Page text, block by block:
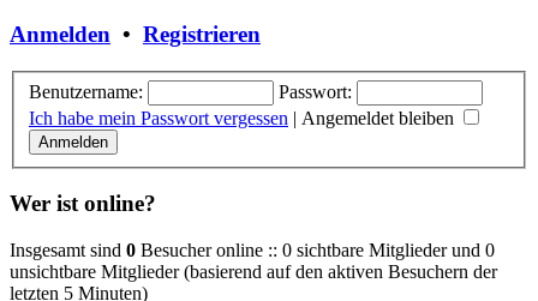
Anmelden • Registrieren
Benutzername:
Passwort:
Ich habe mein Passwort vergessen | Angemeldet bleiben
Wer ist online?
Insgesamt sind 0 Besucher online :: 0 sichtbare Mitglieder und 0
unsichtbare Mitglieder (basierend auf den aktiven Besuchern der
letzten 5 Minuten)